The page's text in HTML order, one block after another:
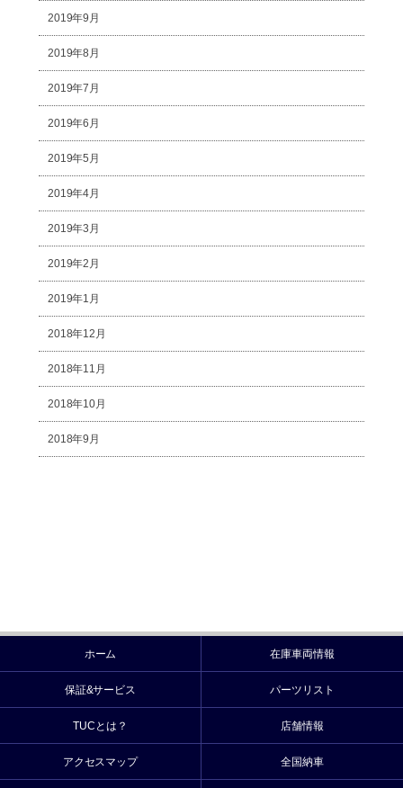
2019年9月
2019年8月
2019年7月
2019年6月
2019年5月
2019年4月
2019年3月
2019年2月
2019年1月
2018年12月
2018年11月
2018年10月
2018年9月
ホーム 在庫車両情報
保証&サービス パーツリスト
TUCとは？ 店舗情報
アクセスマップ 全国納車